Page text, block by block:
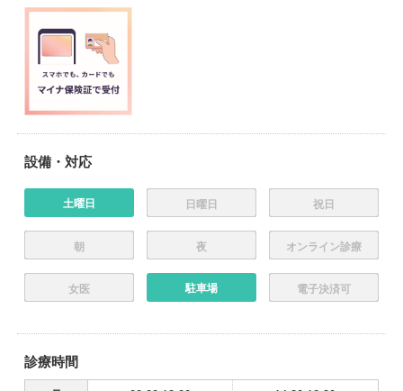
設備・対応
土曜日 日曜日 祝日
朝 夜 オンライン診療
女医 駐車場 電子決済可
診療時間